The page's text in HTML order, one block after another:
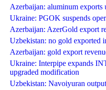
Azerbaijan: aluminum exports
Ukraine: PGOK suspends
Azerbaijan: AzerGold export
Uzbekistan: no gold exported
Azerbaijan: gold export
Ukraine: Interpipe expands
upgraded modification
Uzbekistan: Navoiyuran